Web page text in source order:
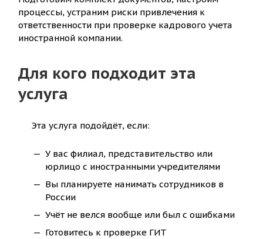
процессы, устраним риски привлечения к
ответственности при проверке кадрового учета
иностранной компании.
Для кого подходит эта
услуга
Эта услуга подойдёт, если:
У вас филиал, представительство или
юрлицо с иностранными учредителями
Вы планируете нанимать сотрудников в
России
Учёт не велся вообще или был с ошибками
Готовитесь к проверке ГИТ